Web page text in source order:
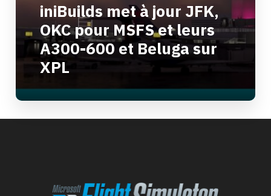
iniBuilds met à jour JFK,
OKC pour MSFS et leurs
A300-600 et Beluga sur
XPL